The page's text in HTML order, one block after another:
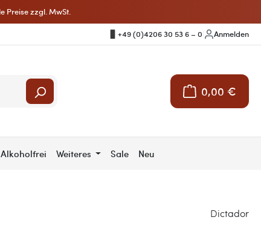
Preise zzgl. MwSt.
+49 (0)4206 30 53 6 – 0 Anmelden
0,00 €
Warenkorb
Alkoholfrei Weiteres Sale Neu
Dictador